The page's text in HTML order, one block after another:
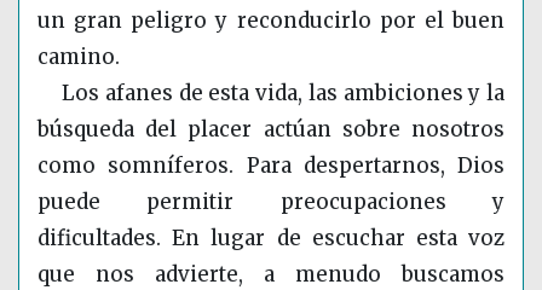
un gran peligro y reconducirlo por el buen
camino.
Los afanes de esta vida, las ambiciones y la
búsqueda del placer actúan sobre nosotros
como somníferos. Para despertarnos, Dios
puede permitir preocupaciones y
dificultades. En lugar de escuchar esta voz
que nos advierte, a menudo buscamos